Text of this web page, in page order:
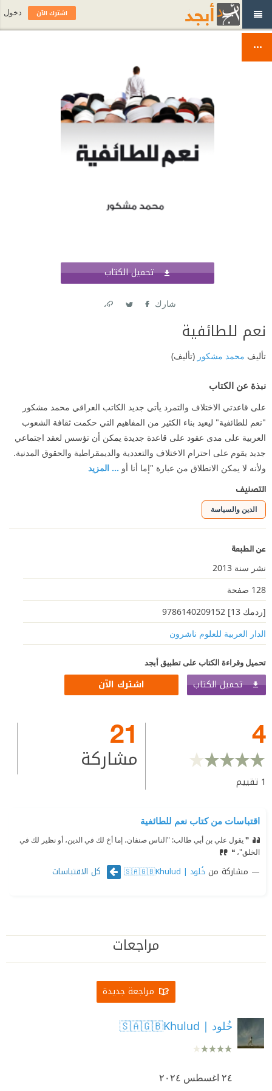
تحميل الكتاب
شارك
نعم للطائفية
تأليف محمد مشكور (تأليف)
نبذة عن الكتاب
على قاعدتي الاختلاف والتمرد يأتي جديد الكاتب العراقي محمد مشكور
"نعم للطائفية" ليعيد بناء الكثير من المفاهيم التي حكمت ثقافة الشعوب
العربية على مدى عقود على قاعدة جديدة يمكن أن تؤسس لعقد اجتماعي
جديد يقوم على احترام الاختلاف والتعددية والديمقراطية والحقوق المدنية.
ولأنه لا يمكن الانطلاق من عبارة "إما أنا أو ... المزيد
التصنيف
الدين والسياسة
عن الطبعة
نشر سنة 2013
128 صفحة
[ردمك 13] 9786140209152
الدار العربية للعلوم ناشرون
تحميل وقراءة الكتاب على تطبيق أبجد
تحميل الكتاب اشترك الآن
4
1 تقييم
21
مشاركة
اقتباسات من كتاب نعم للطائفية
❞ يقول علي بن أبي طالب: "الناس صنفان، إما أخ لك في الدين، أو نظير لك في
الخلق"، ❝
مشاركة من خُلود | 🇸🇦🇬🇧Khulud كل الاقتباسات
مراجعات
مراجعة جديدة
خُلود | 🇸🇦🇬🇧Khulud
٢٤ اغسطس ٢٠٢٤
اشترك الآن دخول